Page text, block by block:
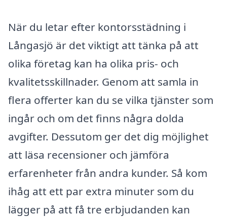
När du letar efter kontorsstädning i
Långasjö är det viktigt att tänka på att
olika företag kan ha olika pris- och
kvalitetsskillnader. Genom att samla in
flera offerter kan du se vilka tjänster som
ingår och om det finns några dolda
avgifter. Dessutom ger det dig möjlighet
att läsa recensioner och jämföra
erfarenheter från andra kunder. Så kom
ihåg att ett par extra minuter som du
lägger på att få tre erbjudanden kan